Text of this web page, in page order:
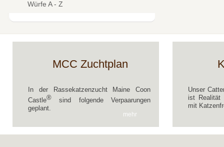
Würfe A - Z
MCC Zuchtplan
In der Rassekatzenzucht Maine Coon
Castle® sind folgende Verpaarungen
geplant.
mehr
Unser
ist Realität
mit